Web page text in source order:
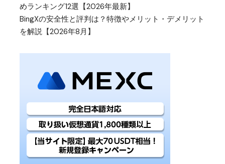
めランキング12選【2026年最新】
BingXの安全性と評判は？特徴やメリット・デメリット
を解説【2026年8月】